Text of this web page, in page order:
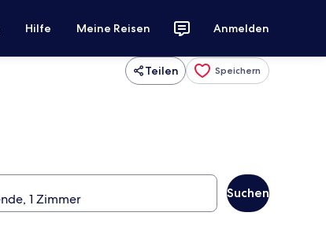
Hilfe Meine Reisen Anmelden
Teilen Speichern
Suchen